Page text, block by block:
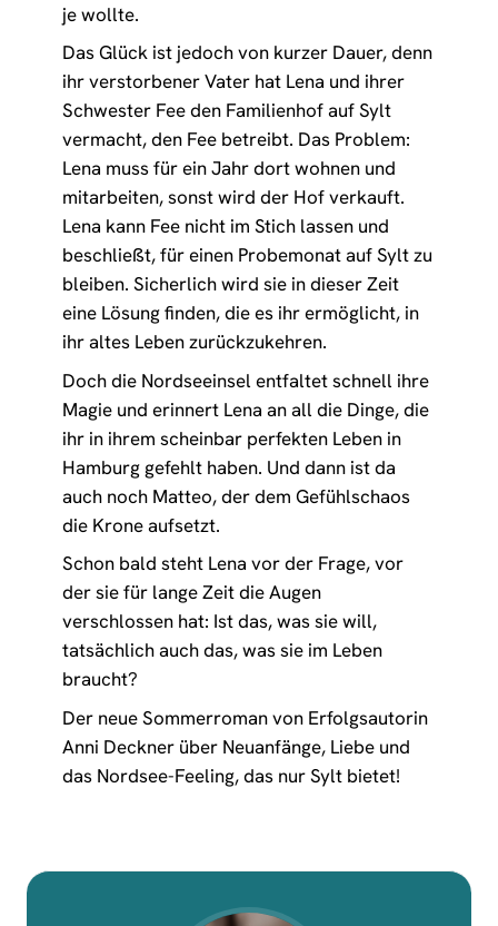
je wollte.
Das Glück ist jedoch von kurzer Dauer, denn
ihr verstorbener Vater hat Lena und ihrer
Schwester Fee den Familienhof auf Sylt
vermacht, den Fee betreibt. Das Problem:
Lena muss für ein Jahr dort wohnen und
mitarbeiten, sonst wird der Hof verkauft.
Lena kann Fee nicht im Stich lassen und
beschließt, für einen Probemonat auf Sylt zu
bleiben. Sicherlich wird sie in dieser Zeit
eine Lösung finden, die es ihr ermöglicht, in
ihr altes Leben zurückzukehren.
Doch die Nordseeinsel entfaltet schnell ihre
Magie und erinnert Lena an all die Dinge, die
ihr in ihrem scheinbar perfekten Leben in
Hamburg gefehlt haben. Und dann ist da
auch noch Matteo, der dem Gefühlschaos
die Krone aufsetzt.
Schon bald steht Lena vor der Frage, vor
der sie für lange Zeit die Augen
verschlossen hat: Ist das, was sie will,
tatsächlich auch das, was sie im Leben
braucht?
Der neue Sommerroman von Erfolgsautorin
Anni Deckner über Neuanfänge, Liebe und
das Nordsee-Feeling, das nur Sylt bietet!